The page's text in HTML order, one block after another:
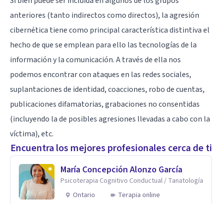
anteriores (tanto indirectos como directos), la agresión
cibernética tiene como principal característica distintiva el
hecho de que se emplean para ello las tecnologías de la
información y la comunicación. A través de ella nos
podemos encontrar con ataques en las redes sociales,
suplantaciones de identidad, coacciones, robo de cuentas,
publicaciones difamatorias, grabaciones no consentidas
(incluyendo la de posibles agresiones llevadas a cabo con la
víctima), etc.
Encuentra los mejores profesionales cerca de ti
María Concepción Alonzo García
Psicoterapia Cognitivo Conductual / Tanatología
Ontario
Terapia online